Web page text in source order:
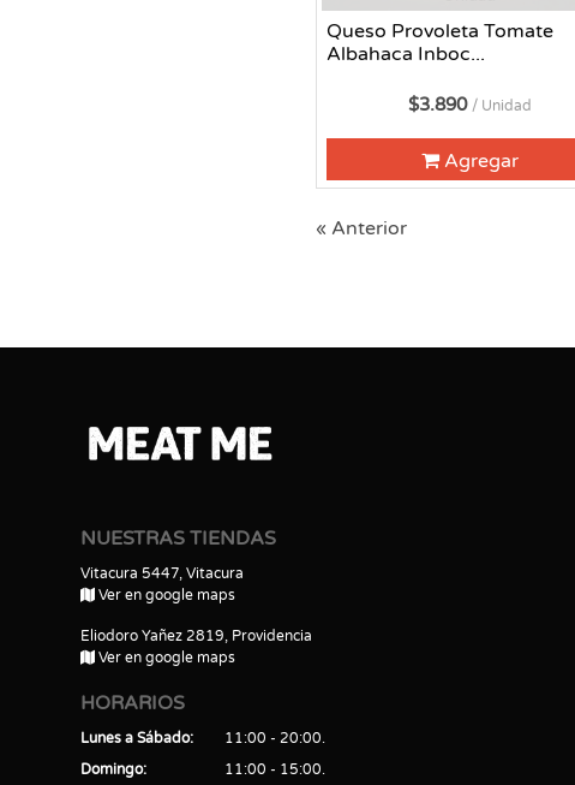
Queso Provoleta Tomate
Albahaca Inboc...
$3.890 / Unidad
Agregar
« Anterior
NUESTRAS TIENDAS
Vitacura 5447, Vitacura
Ver en google maps
Eliodoro Yañez 2819, Providencia
Ver en google maps
HORARIOS
Lunes a Sábado
11:00 - 20:00
Domingo
11:00 - 15:00